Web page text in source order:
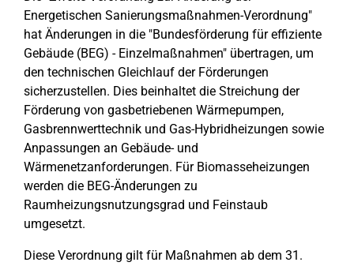
Energetischen Sanierungsmaßnahmen-Verordnung"
hat Änderungen in die "Bundesförderung für effiziente
Gebäude (BEG) - Einzelmaßnahmen" übertragen, um
den technischen Gleichlauf der Förderungen
sicherzustellen. Dies beinhaltet die Streichung der
Förderung von gasbetriebenen Wärmepumpen,
Gasbrennwerttechnik und Gas-Hybridheizungen sowie
Anpassungen an Gebäude- und
Wärmenetzanforderungen. Für Biomasseheizungen
werden die BEG-Änderungen zu
Raumheizungsnutzungsgrad und Feinstaub
umgesetzt.
Diese Verordnung gilt für Maßnahmen ab dem 31.